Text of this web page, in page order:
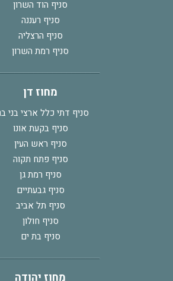
סניף הוד השרון
סניף רעננה
סניף הרצליה
סניף רמת השרון
מחוז דן
סניף דתי כלל ארצי בני
סניף בקעת אונו
סניף ראש העין
סניף פתח תקוה
סניף רמת גן
סניף גבעתיים
סניף תל אביב
סניף חולון
סניף בת ים
מחוז יהודה